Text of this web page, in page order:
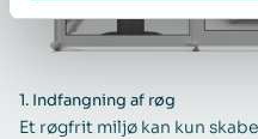
1. Indfangning af røg
Et røgfrit miljø kan kun